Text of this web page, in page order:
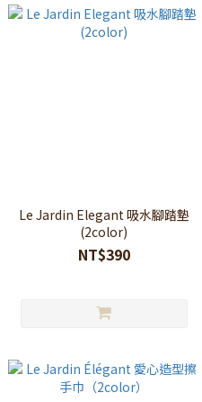
Le Jardin Elegant 吸水腳踏墊
(2color)
NT$390